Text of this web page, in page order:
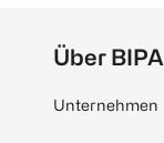
Über BIPA
Unternehmen